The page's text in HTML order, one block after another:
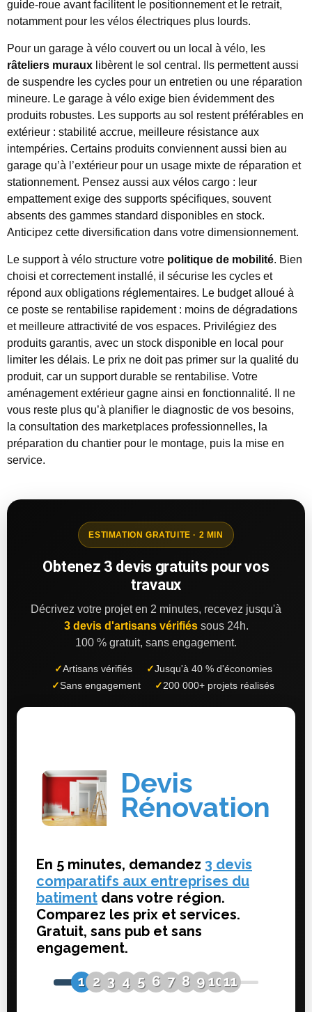
guide-roue avant facilitent le positionnement et le retrait,
notamment pour les vélos électriques plus lourds.
Pour un garage à vélo couvert ou un local à vélo, les
râteliers muraux libèrent le sol central. Ils permettent aussi
de suspendre les cycles pour un entretien ou une réparation
mineure. Le garage à vélo exige bien évidemment des
produits robustes. Les supports au sol restent préférables en
extérieur : stabilité accrue, meilleure résistance aux
intempéries. Certains produits conviennent aussi bien au
garage qu’à l’extérieur pour un usage mixte de réparation et
stationnement. Pensez aussi aux vélos cargo : leur
empattement exige des supports spécifiques, souvent
absents des gammes standard disponibles en stock.
Anticipez cette diversification dans votre dimensionnement.
Le support à vélo structure votre politique de mobilité. Bien
choisi et correctement installé, il sécurise les cycles et
répond aux obligations réglementaires. Le budget alloué à
ce poste se rentabilise rapidement : moins de dégradations
et meilleure attractivité de vos espaces. Privilégiez des
produits garantis, avec un stock disponible en local pour
limiter les délais. Le prix ne doit pas primer sur la qualité du
produit, car un support durable se rentabilise. Votre
aménagement extérieur gagne ainsi en fonctionnalité. Il ne
vous reste plus qu’à planifier le diagnostic de vos besoins,
la consultation des marketplaces professionnelles, la
préparation du chantier pour le montage, puis la mise en
service.
ESTIMATION GRATUITE · 2 MIN
Obtenez 3 devis gratuits pour vos
travaux
Décrivez votre projet en 2 minutes, recevez jusqu'à
3 devis d'artisans vérifiéssous 24h.
100 % gratuit, sans engagement.
✓Artisans vérifiés ✓Jusqu'à 40 % d'économies
✓Sans engagement ✓200 000+ projets réalisés